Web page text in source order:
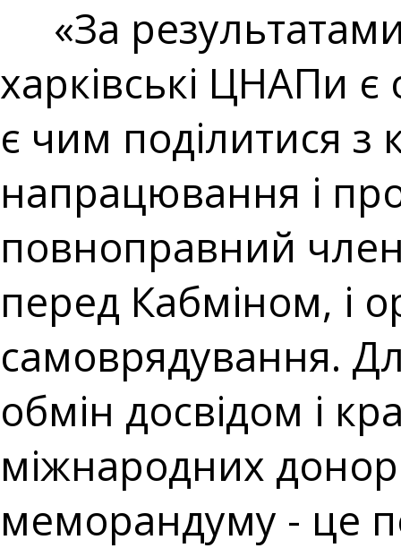
«За результатами
харківські ЦНАПи
є чим поділитися з
напрацювання і
повноправний член
перед Кабміном, і
самоврядування.
обмін досвідом і
міжнародних
меморандуму - це